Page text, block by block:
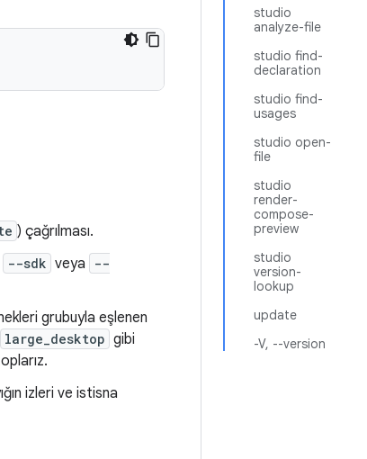
studio
analyze-file
studio find-
declaration
studio find-
usages
studio open-
file
studio
render-
compose-
preview
studio
version-
lookup
update
-V, --version
) çağrılması.
--sdk veya
--
grubuyla eşlenen
large_desktop gibi
izleri ve istisna